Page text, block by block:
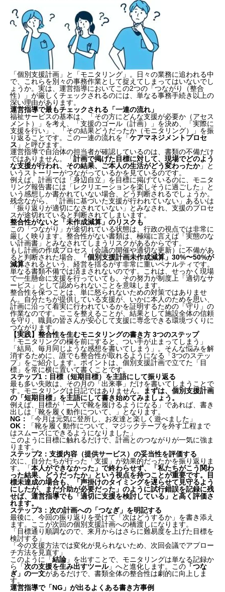
「個別支援計画」と「モニタリング」。日々の業務に追われる中
で、これらを別々の事務作業として捉えてしまってはいないでし
ょうか。実は、運営指導においてこの2つの「つながり（整合
性）」が厳しくチェックされるのには、単なる事務手続き以上の
深い理由があります。
運営指導で最もチェックされる「一連の流れ」
福祉サービスの基本は、「その方にどんな支援が必要か（アセス
メント）」を考え、「支援のゴール（計画）」を決め、「実際に
支援を行い」、「その結果どうだったか（モニタリング）」を振
り返ることです。この一連の流れを「ケアマネジメントプロセ
ス 」と呼びます。
運営指導で自治体の担当者が確認しているのは、書類の不備だけ
ではありません。「計画で掲げた目標に対して、現場でどのよう
な支援が行われ、その結果、ご本人の生活がどう変わったか」と
いうストーリーがつながっているかを見ているのです。
例えば、計画では「身辺自立」を目標に掲げているのに、モニタ
リング報告書には「レクリエーションを楽しそうに過ごした」と
いう感想しか書かれていない場合、どう判断されるでしょうか。
残念ながら、「計画に基づいた支援が行われていない」あるいは
「振り返りが適切になされていない」とみなされ、支援のプロセ
スが途切れていると判断されてしまいます。
整合性がないと「未作成減算」のリスクも
この「つながり」が途切れている状態は、行政の視点では非常に
厳しく映ります。整合性がない書類は、極端に言えば「実態のな
い計画書」とみなされてしまうリスクがあるからです。
もし計画の作成プロセス（会議の開催や適切な更新）に不備があ
ると判断された場合、
「個別支援計画未作成減算」30%〜50%が
減算されるという、経営を揺るがす非常に重いペナルティです。
単なる書類不備では済まされないのです。これは、せっかく現場
で一生懸命に支援を行っていても、その努力が制度上「適切なサ
ービス」として認められないことを意味します。
整合性を保つことは、単に怒られないための対策ではありませ
ん。自分たちが提供している支援が、いかに本人のためを思い、
計画に沿って着実に行われているかを証明するための「守り」の
作業なのです。ここを整えることが、結果として施設全体の信頼
を守り、職員の皆さんが安心して支援に専念できる環境づくりに
つながります。
【実践】整合性を生むモニタリングの書き方 3つのステップ
「モニタリングの欄を前にすると、つい手が止まってしまう」
「結局、毎月同じような感想を書いてしまう」。そんな悩みを解
消するために、誰でも整合性が取れるようになる「3つのステッ
プ」をご紹介します。ポイントは、個別支援計画で立てた「目
標」を常に横に置いて書くことです。
ステップ1：目標（短期目標）を主語にして振り返る
最も多い失敗は、その月の「出来事」だけを書いてしまうことで
す。モニタリングは日記ではありません。
まずは、個別支援計画
の「短期目標」を主語にして書き始めてみましょう。
例えば、目標が「一人で靴を履けるようになる」であれば、書き
出しは「靴を履く動作について、」となります。
NG ：
「今月は元気に登所し、お友達と楽しく遊べました」
OK ：
「靴を履く動作について、マジックテープを外す工程まで
はスムーズにできるようになりました」
このように目標に触れるだけで、計画とのつながりが一気に強ま
ります。
ステップ2：支援内容（提供サービス）の妥当性を評価する
次に、自分たちが行った「支援」が効果的だったかを振り返りま
す。「本人ができなかった」で終わらせず、「私たちがこう関わ
った結果、どうだったか」という視点を持つことが重要です。目
標未達成の場合も、「声掛けのタイミングを遅らせて見守るよう
にしたが、まだ介助が必要だった」のように試行錯誤を記録に残
せば、運営指導でも「適切に支援を検討している」と高く評価さ
れます。
ステップ3：次の計画への「つなぎ」を明記する
最後に、今回の振り返りを受けて「次はどうするか」を書き添え
ます。ここが次回の個別支援計画への橋渡しになります。
「目標通り順調なので、来月からはさらに難易度を上げた目標を
検討する」
「今の支援方法では変化が見られないため、次回会議でアプロー
チ方法を見直す」
このように「結論 」を出すことで、モニタリングは単なる記録か
ら「次の支援を生み出すツール」へと進化します。この 「つな
ぎ」の一文があるだけで、書類全体の整合性は劇的に向上しま
す。
運営指導で「NG」が出るよくある書き方事例